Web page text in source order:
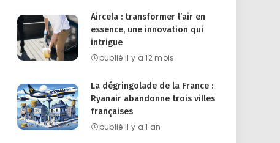
Aircela : transformer l’air en
essence, une innovation qui
intrigue
publié il y a 12 mois
La dégringolade de la France :
Ryanair abandonne trois villes
françaises
publié il y a 1 an